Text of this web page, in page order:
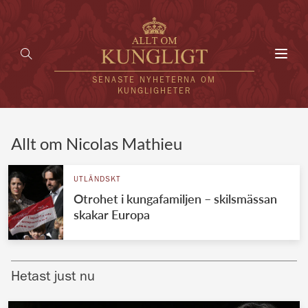
SENASTE NYHETERNA OM
KUNGLIGHETER
UTLÄNDSKT
VÄRLDENS KUNGAHUS
Allt om Nicolas Mathieu
UTLÄNDSKT
Otrohet i kungafamiljen – skilsmässan
skakar Europa
Hetast just nu